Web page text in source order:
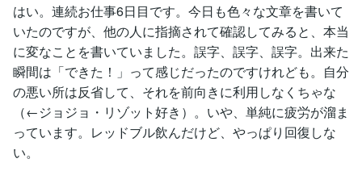
はい。連続お仕事6日目です。今日も色々な文章を書いて
いたのですが、他の人に指摘されて確認してみると、本当
に変なことを書いていました。誤字、誤字、誤字。出来た
瞬間は「できた！」って感じだったのですけれども。自分
の悪い所は反省して、それを前向きに利用しなくちゃな
（←ジョジョ・リゾット好き）。いや、単純に疲労が溜ま
っています。レッドブル飲んだけど、やっぱり回復しな
い。